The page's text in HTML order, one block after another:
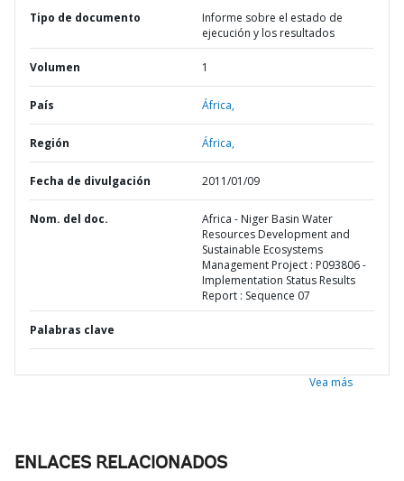
Tipo de documento
Informe sobre el estado de
ejecución y los resultados
Volumen 1
País África,
Región África,
Fecha de divulgación 2011/01/09
Nom. del doc.
Africa - Niger Basin Water
Resources Development and
Sustainable Ecosystems
Management Project : P093806 -
Implementation Status Results
Report : Sequence 07
Palabras clave
Vea más
ENLACES RELACIONADOS